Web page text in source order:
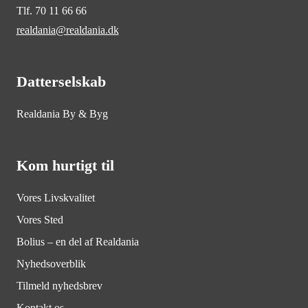
Tlf. 70 11 66 66
realdania@realdania.dk
Datterselskab
Realdania By & Byg
Kom hurtigt til
Vores Livskvalitet
Vores Sted
Bolius – en del af Realdania
Nyhedsoverblik
Tilmeld nyhedsbrev